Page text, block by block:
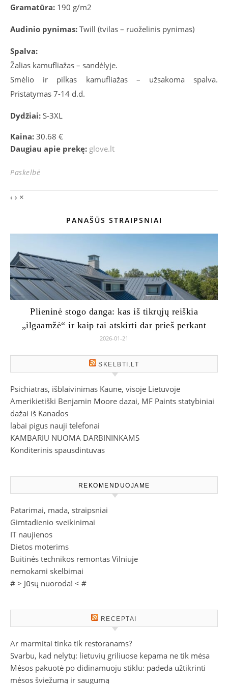
Gramatūra: 190 g/m2
Audinio pynimas: Twill (tvilas – ruoželinis pynimas)
Spalva:
Žalias kamufliažas – sandėlyje.
Smėlio ir pilkas kamufliažas – užsakoma spalva.
Pristatymas 7-14 d.d.
Dydžiai: S-3XL
Kaina: 30.68 €
Daugiau apie prekę: glove.lt
Paskelbė
‹ › ×
PANAŠŪS STRAIPSNIAI
Plieninė stogo danga: kas iš tikrųjų reiškia
„ilgaamžė“ ir kaip tai atskirti dar prieš perkant
2026-01-21
SKELBTI.LT
Psichiatras, išblaivinimas Kaune, visoje Lietuvoje
Amerikietiški Benjamin Moore dazai, MF Paints statybiniai
dažai iš Kanados
labai pigus nauji telefonai
KAMBARIU NUOMA DARBININKAMS
Konditerinis spausdintuvas
REKOMENDUOJAME
Patarimai, mada, straipsniai
Gimtadienio sveikinimai
IT naujienos
Dietos moterims
Buitinės technikos remontas Vilniuje
nemokami skelbimai
# > Jūsų nuoroda! < #
RECEPTAI
Ar marmitai tinka tik restoranams?
Svarbu, kad nelytų: lietuvių griliuose kepama ne tik mėsa
Mėsos pakuotė po didinamuoju stiklu: padeda užtikrinti
mėsos šviežumą ir saugumą